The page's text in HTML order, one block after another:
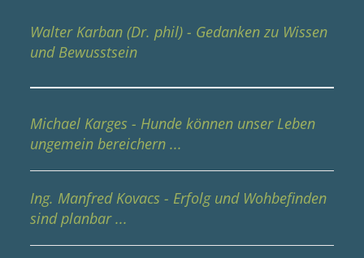
Walter Karban (Dr. phil) - Gedanken zu Wissen
und Bewusstsein
Michael Karges - Hunde können unser Leben
ungemein bereichern ...
Ing. Manfred Kovacs - Erfolg und Wohbefinden
sind planbar ...